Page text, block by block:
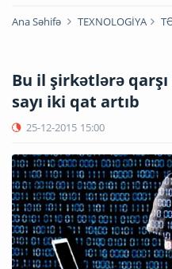
Ana Səhifə TEXNOLOGİYA
Bu il şirkətlərə
sayı iki qat artıb
25-12-2015 15:00